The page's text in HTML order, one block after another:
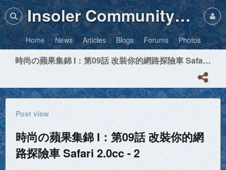
Insoler Community・Photos
Home News Articles Blogs Forums Photos
時尚の蘋果集錦 I：第09話 改裝你的網路探險車 Safari 2.0cc - 2
Post view
時尚の蘋果集錦 I：第09話 改裝你的網
路探險車 Safari 2.0cc - 2